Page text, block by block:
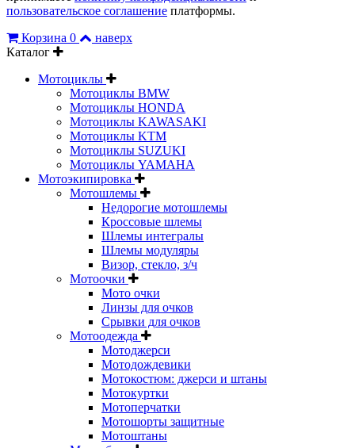
пользовательское соглашение платформы.
Корзина 0
наверх
Каталог
Мотоциклы
Мотоциклы BMW
Мотоциклы HONDA
Мотоциклы KAWASAKI
Мотоциклы KTM
Мотоциклы SUZUKI
Мотоциклы YAMAHA
Мотоэкипировка
Мотошлемы
Недорогие мотошлемы
Кроссовые шлемы
Шлемы интегралы
Шлемы модуляры
Визор, стекло, з/ч
Мотоочки
Мото очки
Линзы для очков
Срывки для очков
Мотоодежда
Мотоджерси
Мотодождевики
Мотокостюм: джерси и штаны
Мотокуртки
Мотоперчатки
Мотошорты защитные
Мотоштаны